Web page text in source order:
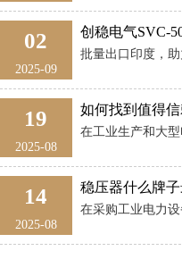
02
2025-09
19
2025-08
14
2025-08